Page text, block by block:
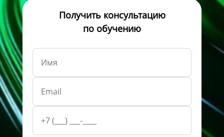
Получить консультацию
по обучению